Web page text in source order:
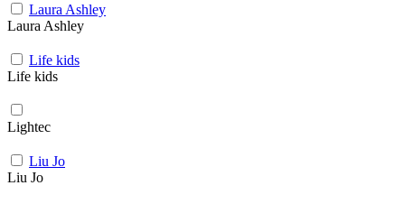
Laura Ashley
Laura Ashley
Life kids
Life kids
Lightec
Liu Jo
Liu Jo